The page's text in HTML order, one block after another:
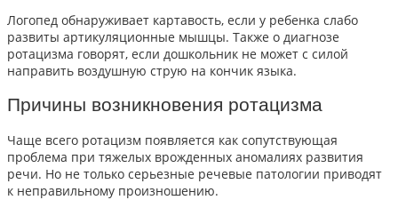
Логопед обнаруживает картавость, если у ребенка слабо
развиты артикуляционные мышцы. Также о диагнозе
ротацизма говорят, если дошкольник не может с силой
направить воздушную струю на кончик языка.
Причины возникновения ротацизма
Чаще всего ротацизм появляется как сопутствующая
проблема при тяжелых врожденных аномалиях развития
речи. Но не только серьезные речевые патологии приводят
к неправильному произношению.